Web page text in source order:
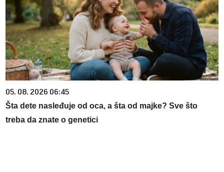
05. 08. 2026 06:45
Šta dete nasleđuje od oca, a šta od majke? Sve što
treba da znate o genetici